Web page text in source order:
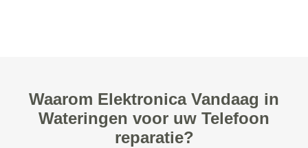
Waarom Elektronica Vandaag in
Wateringen voor uw Telefoon
reparatie?